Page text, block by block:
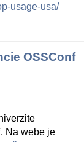
usage-usa/
OSSConf
Na webe je